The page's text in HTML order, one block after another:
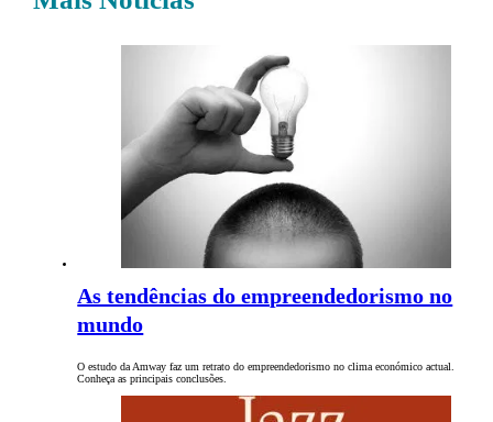
As tendências do empreendedorismo no
mundo
O estudo da Amway faz um retrato do empreendedorismo no clima económico actual.
Conheça as principais conclusões.